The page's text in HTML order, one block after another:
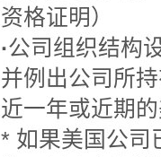
资格证明）
·公司组织结构
并例出公司所
近一年或近期
* 如果美国公司